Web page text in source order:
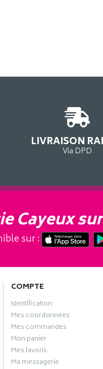
LIVRAISON
Via DPD
Cayeux
sur :
COMPTE
Identification
Mes coordonnées
Mes commandes
Mon panier
Mes favoris
Ma messagerie